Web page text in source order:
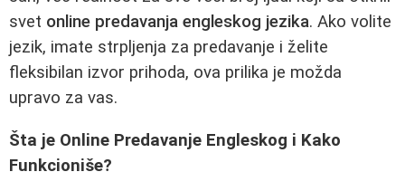
svet online predavanja engleskog jezika. Ako volite
jezik, imate strpljenja za predavanje i želite
fleksibilan izvor prihoda, ova prilika je možda
upravo za vas.
Šta je Online Predavanje Engleskog i Kako
Funkcioniše?